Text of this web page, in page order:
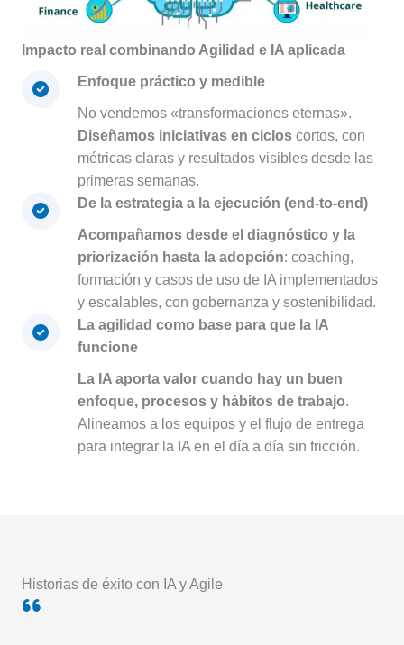
Impacto real combinando Agilidad e IA aplicada
Enfoque práctico y medible
No vendemos «transformaciones eternas».
Diseñamos iniciativas en ciclos cortos, con
métricas claras y resultados visibles desde las
primeras semanas.
De la estrategia a la ejecución (end-to-end)
Acompañamos desde el diagnóstico y la
priorización hasta la adopción: coaching,
formación y casos de uso de IA implementados
y escalables, con gobernanza y sostenibilidad.
La agilidad como base para que la IA
funcione
La IA aporta valor cuando hay un buen
enfoque, procesos y hábitos de trabajo.
Alineamos a los equipos y el flujo de entrega
para integrar la IA en el día a día sin fricción.
Historias de éxito con IA y Agile